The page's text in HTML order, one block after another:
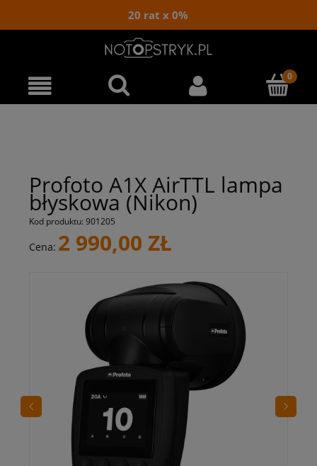
20 rat x 0%
Profoto A1X AirTTL lampa
błyskowa (Nikon)
Kod produktu: 901205
Cena: 2 990,00 ZŁ